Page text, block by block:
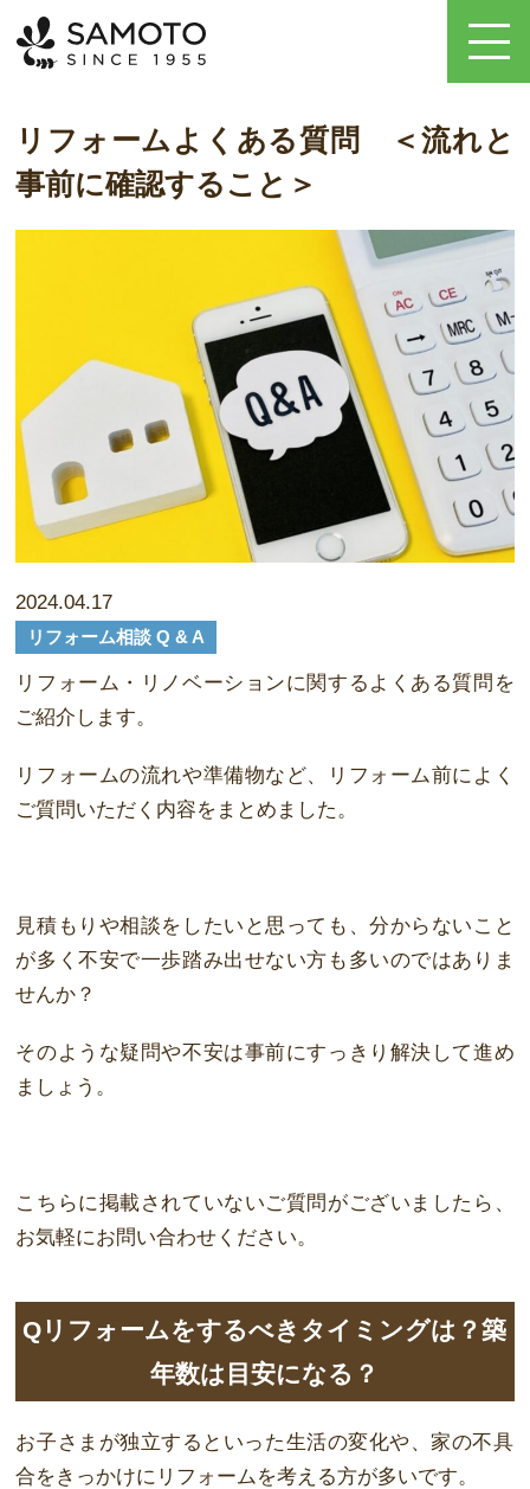
リフォームよくある質問 ＜流れと
事前に確認すること＞
2024.04.17
リフォーム相談 Q & A
リフォーム・リノベーションに関するよくある質問を
ご紹介します。
リフォームの流れや準備物など、リフォーム前によく
ご質問いただく内容をまとめました。
見積もりや相談をしたいと思っても、分からないこと
が多く不安で一歩踏み出せない方も多いのではありま
せんか？
そのような疑問や不安は事前にすっきり解決して進め
ましょう。
こちらに掲載されていないご質問がございましたら、
お気軽にお問い合わせください。
Qリフォームをするべきタイミングは？築
年数は目安になる？
お子さまが独立するといった生活の変化や、家の不具
合をきっかけにリフォームを考える方が多いです。